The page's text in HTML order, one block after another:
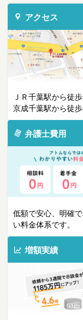
アクセス
ＪＲ千葉駅から徒
京成千葉駅から徒
弁護士費用
低額で安心、明確
い料金体系です。
増額実績